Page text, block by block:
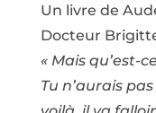
Un livre de
Docteur
« Mais qu’est-
Tu n’aurais